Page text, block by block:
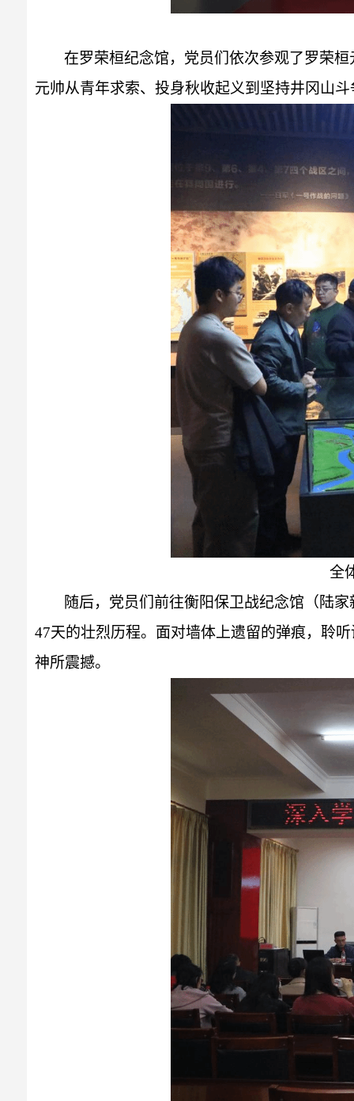
在罗荣桓纪念馆，党员们依次参观了罗荣
元帅从青年求索、投身秋收起义到坚持井冈山
全
随后，党员们前往衡阳保卫战纪念馆（陆
47天的壮烈历程。面对墙体上遗留的弹痕，聆
神所震撼。